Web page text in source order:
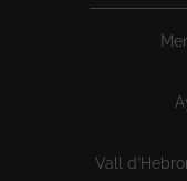
Vall